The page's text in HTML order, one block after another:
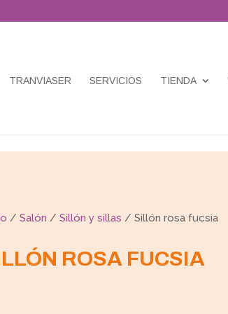
TRANVIASER SERVICIOS TIENDA
/ Salón / Sillón y sillas / Sillón rosa fucsia
ROSA FUCSIA